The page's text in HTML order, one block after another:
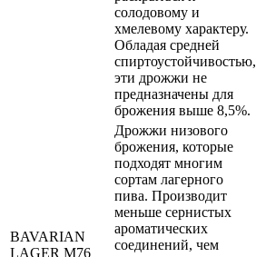
солодовому и
хмелевому характеру.
Обладая средней
спиртоустойчивостью,
эти дрожжи не
предназначены для
брожения выше 8,5%.
BAVARIAN
LAGER M76
Дрожжи низового
брожения, которые
подходят многим
сортам лагерного
пива. Производит
меньше сернистых
ароматических
соединений, чем